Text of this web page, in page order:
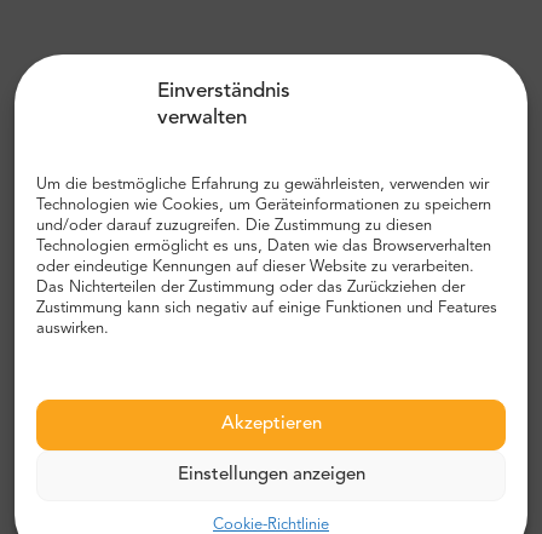
Einverständnis
verwalten
Um die bestmögliche Erfahrung zu gewährleisten, verwenden wir
Technologien wie Cookies, um Geräteinformationen zu speichern
und/oder darauf zuzugreifen. Die Zustimmung zu diesen
Technologien ermöglicht es uns, Daten wie das Browserverhalten
oder eindeutige Kennungen auf dieser Website zu verarbeiten.
Das Nichterteilen der Zustimmung oder das Zurückziehen der
Zustimmung kann sich negativ auf einige Funktionen und Features
auswirken.
Akzeptieren
Einstellungen anzeigen
Cookie-Richtlinie
“Eine tolle Erfahrung, die ihren Preis
Das Beste vom Besten
5.0 2649 bewertungen
Mehr Meinungen prüfen